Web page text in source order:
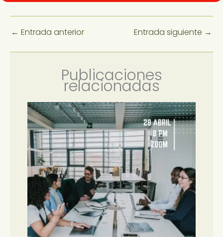
← Entrada anterior Entrada siguiente →
Publicaciones
relacionadas